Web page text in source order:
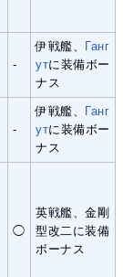
-
伊戦艦、 Ганг
утに装備ボー
ナス
-
伊戦艦、 Ганг
утに装備ボー
ナス
◯
英戦艦、金剛
型改二に装備
ボーナス